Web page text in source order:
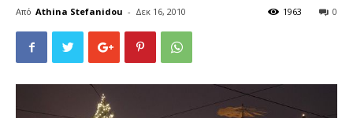
Από Athina Stefanidou - Δεκ 16, 2010 0
1963